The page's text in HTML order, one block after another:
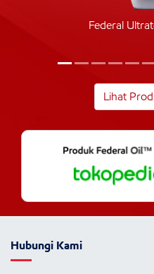
Federal
Lihat
Hubungi Kami